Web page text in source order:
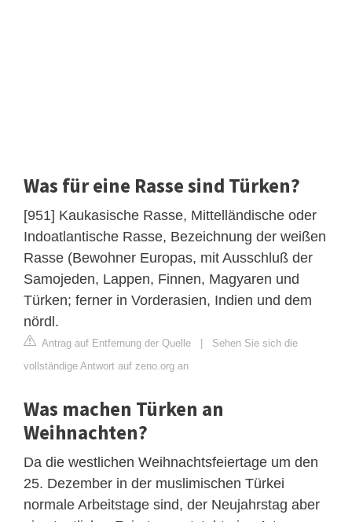
Was für eine Rasse sind Türken?
[951] Kaukasische Rasse, Mittelländische oder
Indoatlantische Rasse, Bezeichnung der weißen
Rasse (Bewohner Europas, mit Ausschluß der
Samojeden, Lappen, Finnen, Magyaren und
Türken; ferner in Vorderasien, Indien und dem
nördl.
Antrag auf Entfernung der Quelle | Sehen Sie sich die
vollständige Antwort auf zeno.org an
Was machen Türken an
Weihnachten?
Da die westlichen Weihnachtsfeiertage um den
25. Dezember in der muslimischen Türkei
normale Arbeitstage sind, der Neujahrstag aber